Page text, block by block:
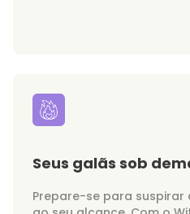
Seus galãs sob
Prepare-se para suspirar